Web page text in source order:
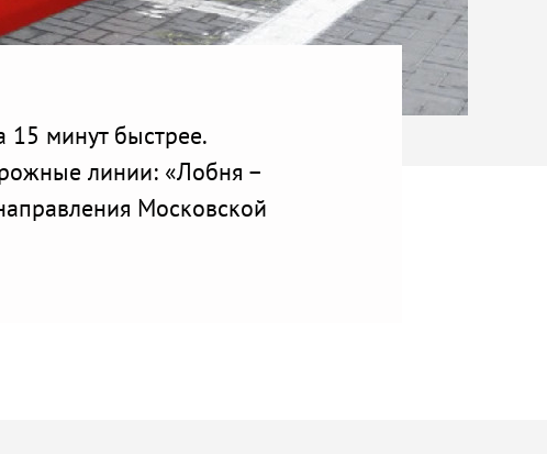
минут быстрее.
линии: «Лобня –
Московской